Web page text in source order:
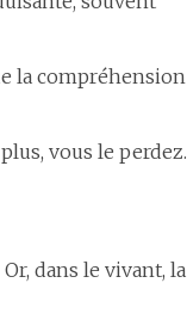
la compréhension
vous le perdez.
dans le vivant, la